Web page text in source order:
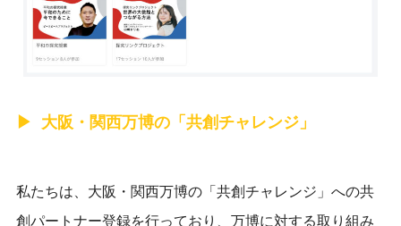
大阪・関西万博の「共創チャレンジ」
私たちは 大阪・関西万博の「 共創チャレンジ 」 への共
創パートナー登録を行っており、万博に対する取り組み